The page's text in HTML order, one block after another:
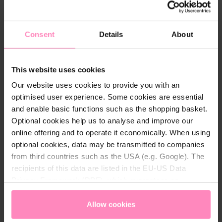
Consent Details About
This website uses cookies
Our website uses cookies to provide you with an
optimised user experience. Some cookies are essential
and enable basic functions such as the shopping basket.
Optional cookies help us to analyse and improve our
online offering and to operate it economically. When using
optional cookies, data may be transmitted to companies
from third countries such as the USA (e.g. Google). The
recipients of this data are listed in the EU-US Data
appropriate level of data protection. You canaccept all
only allow necessary cookies
access and change your chosen setting at any time in
Allow cookies
zijzakken zijn uitermate praktisch, en geweldig om
BWT-logo, evenals de koorden van de capuchon.
Technische details
Geslacht: Heren
Kleur: Antraciet
Maat: S
Materiaal: 100% katoen